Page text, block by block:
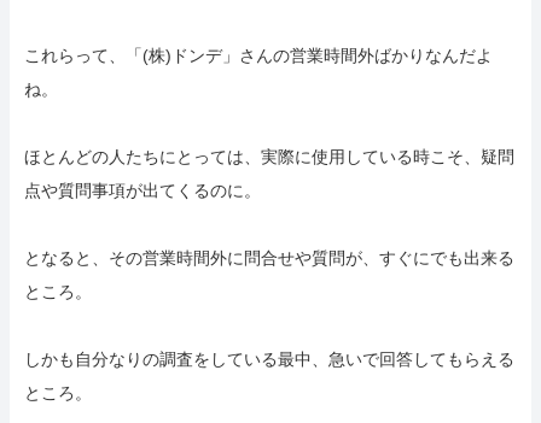
これらって、「(株)ドンデ」さんの営業時間外ばかりなんだよ
ね。
ほとんどの人たちにとっては、実際に使用している時こそ、疑問
点や質問事項が出てくるのに。
となると、その営業時間外に問合せや質問が、すぐにでも出来る
ところ。
しかも自分なりの調査をしている最中、急いで回答してもらえる
ところ。